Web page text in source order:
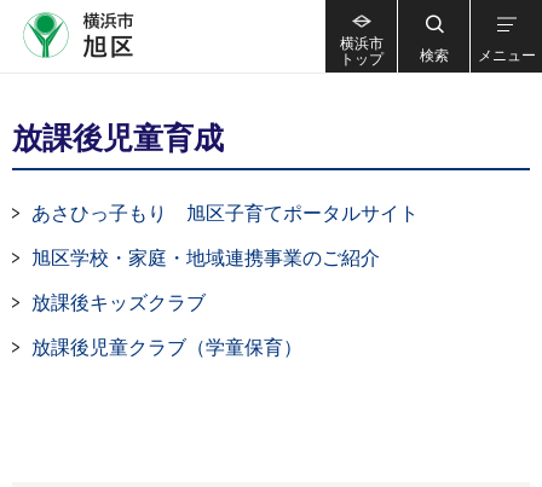
横浜市
トップ
検索 メニュー
放課後児童育成
あさひっ子もり 旭区子育てポータルサイト
旭区学校・家庭・地域連携事業のご紹介
放課後キッズクラブ
放課後児童クラブ（学童保育）